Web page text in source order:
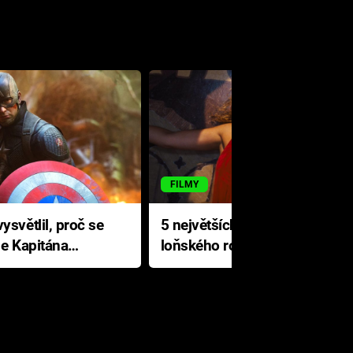
proč se
Kapitána
FILMY
5 největších propadáků
loňského roku: Disney na
jediné katastrofě prodělal 200